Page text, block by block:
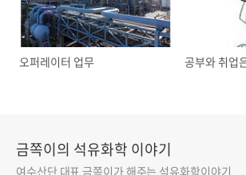
오퍼레이터 업무 공부와 취업
금쪽이의 석유화학 이야기
여수산단 대표 금쪽이가 해주는 석유화학이야기